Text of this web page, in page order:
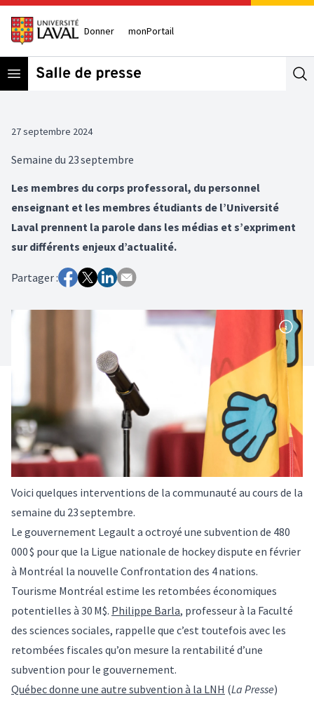
Donner monPortail
Open menu
27 septembre 2024
Semaine du 23 septembre
Les membres du corps professoral, du personnel
enseignant et les membres étudiants de l’Université
Laval prennent la parole dans les médias et s’expriment
sur différents enjeux d’actualité.
Partager :
Voici quelques interventions de la communauté au cours de la
semaine du 23 septembre.
Le gouvernement Legault a octroyé une subvention de 480
000 $ pour que la Ligue nationale de hockey dispute en février
à Montréal la nouvelle Confrontation des 4 nations.
Tourisme Montréal estime les retombées économiques
potentielles à 30 M$. Philippe Barla, professeur à la Faculté
des sciences sociales, rappelle que c’est toutefois avec les
retombées fiscales qu’on mesure la rentabilité d’une
subvention pour le gouvernement.
Québec donne une autre subvention à la LNH (La Presse)